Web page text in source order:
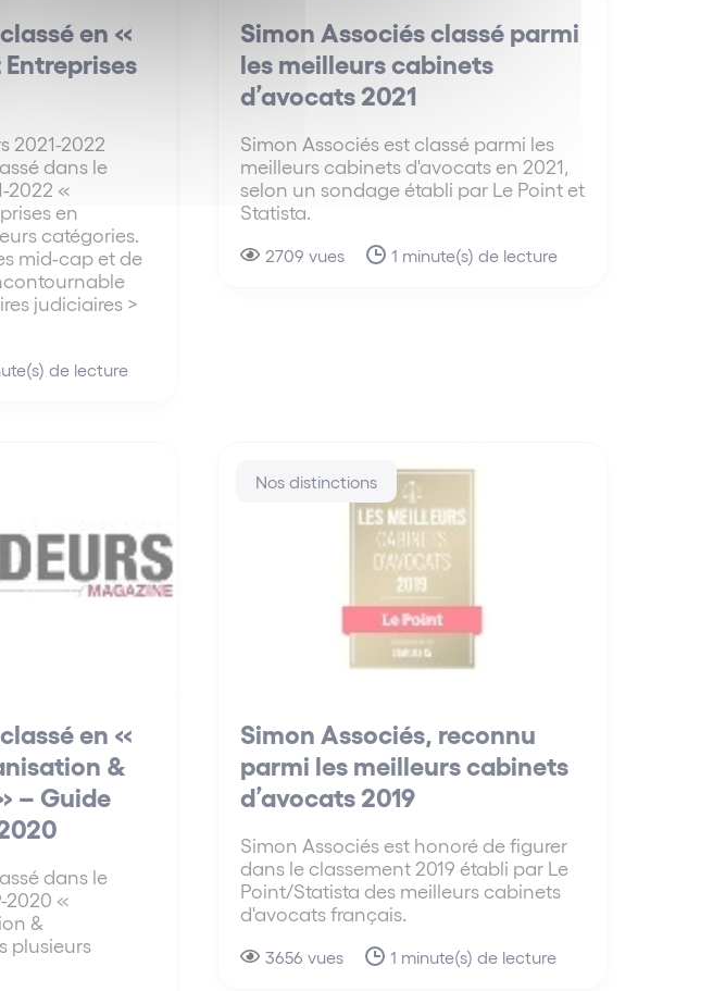
en «
2021-2022
dans le
2022 «
en
catégories.
mid-cap et de
judiciaires >
de lecture
Simon Associés classé parmi
les meilleurs cabinets
d’avocats 2021
Simon Associés est classé parmi les
meilleurs cabinets d'avocats en 2021,
selon un sondage établi par Le Point et
Statista.
2709 vues 1 minute(s) de lecture
en «
&
– Guide
dans le
2020 «
&
plusieurs
Nos distinctions
Simon Associés, reconnu
parmi les meilleurs cabinets
d’avocats 2019
Simon Associés est honoré de figurer
dans le classement 2019 établi par Le
Point/Statista des meilleurs cabinets
d'avocats français.
3656 vues 1 minute(s) de lecture